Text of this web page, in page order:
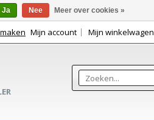
Mijn account Mijn winkelwagen
Ja Nee Meer over cookies »